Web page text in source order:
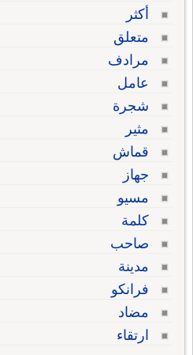
أكثر
متعلق
مرادف
عامل
شجرة
مثير
قماش
جهاز
مسيو
كلمة
صاحب
مدينة
فرانكو
مضاد
ارتقاء